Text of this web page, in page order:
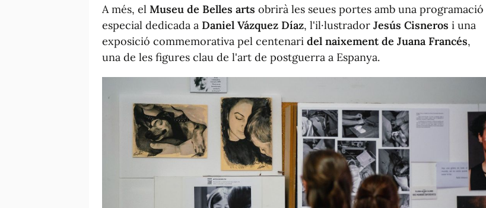
A més, el Museu de Belles arts obrirà les seues portes amb una programació
especial dedicada a Daniel Vázquez Díaz, l'il·lustrador Jesús Cisneros i una
exposició commemorativa pel centenari del naixement de Juana Francés,
una de les figures clau de l'art de postguerra a Espanya.